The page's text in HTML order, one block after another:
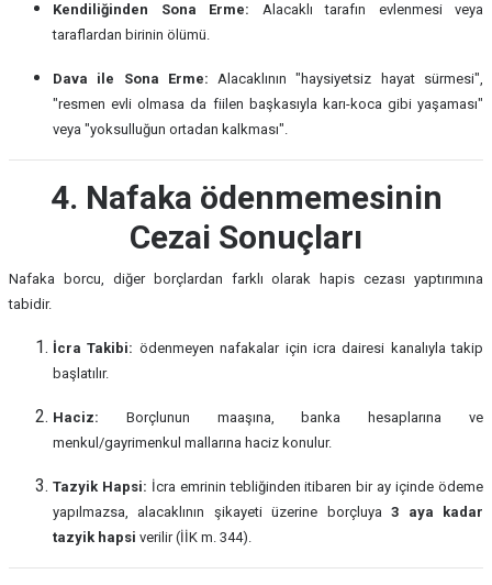
Kendiliğinden Sona Erme: Alacaklı tarafın evlenmesi veya
taraflardan birinin ölümü.
Dava ile Sona Erme: Alacaklının "haysiyetsiz hayat sürmesi",
"resmen evli olmasa da fiilen başkasıyla karı-koca gibi yaşaması"
veya "yoksulluğun ortadan kalkması".
4. Nafaka ödenmemesinin
Cezai Sonuçları
Nafaka borcu, diğer borçlardan farklı olarak hapis cezası yaptırımına
tabidir.
İcra Takibi: ödenmeyen nafakalar için icra dairesi kanalıyla takip
başlatılır.
Haciz: Borçlunun maaşına, banka hesaplarına ve
menkul/gayrimenkul mallarına haciz konulur.
Tazyik Hapsi: İcra emrinin tebliğinden itibaren bir ay içinde ödeme
yapılmazsa, alacaklının şikayeti üzerine borçluya3 aya kadar
tazyik hapsi verilir (İİK m. 344).